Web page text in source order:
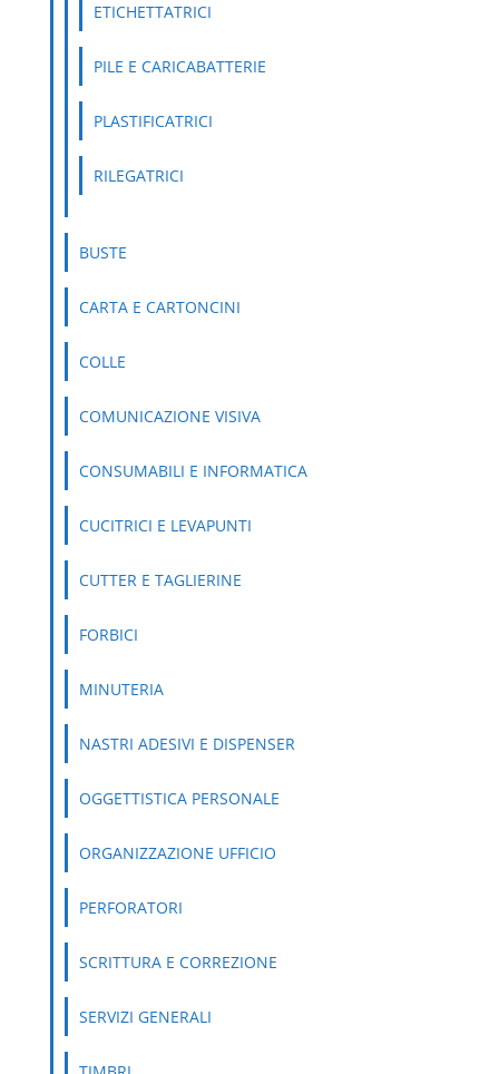
ETICHETTATRICI
PILE E CARICABATTERIE
PLASTIFICATRICI
RILEGATRICI
BUSTE
CARTA E CARTONCINI
COLLE
COMUNICAZIONE VISIVA
CONSUMABILI E INFORMATICA
CUCITRICI E LEVAPUNTI
CUTTER E TAGLIERINE
FORBICI
MINUTERIA
NASTRI ADESIVI E DISPENSER
OGGETTISTICA PERSONALE
ORGANIZZAZIONE UFFICIO
PERFORATORI
SCRITTURA E CORREZIONE
SERVIZI GENERALI